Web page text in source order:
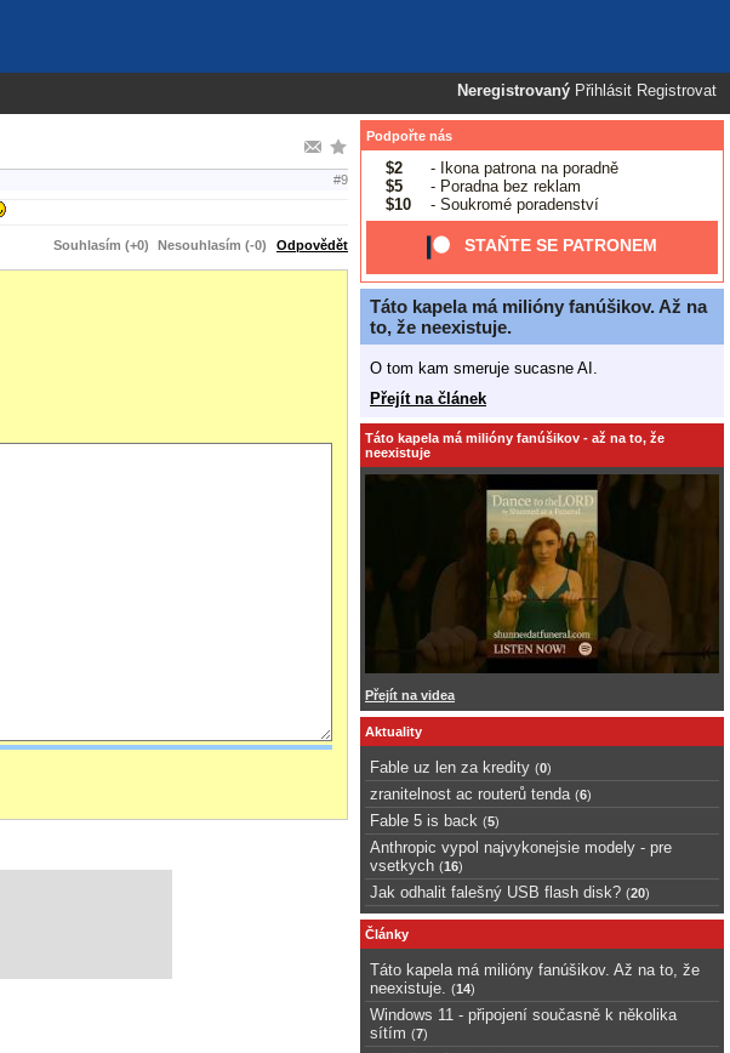
Neregistrovaný Přihlásit Registrovat
#9
Souhlasím (+0) Nesouhlasím (-0) Odpovědět
Podpořte nás
$2
- Ikona patrona na poradně
$5
- Poradna bez reklam
$10
- Soukromé poradenství
STAŇTE SE PATRONEM
Táto kapela má milióny fanúšikov. Až na
to, že neexistuje.
O tom kam smeruje sucasne AI.
Přejít na článek
Táto kapela má milióny fanúšikov - až na to, že
neexistuje
Přejít na videa
Aktuality
Fable uz len za kredity (0)
zranitelnost ac routerů tenda (6)
Fable 5 is back (5)
Anthropic vypol najvykonejsie modely - pre
vsetkych (16)
Jak odhalit falešný USB flash disk? (20)
Články
Táto kapela má milióny fanúšikov. Až na to, že
neexistuje.
(14)
Windows 11 - připojení současně k několika
sítím (7)